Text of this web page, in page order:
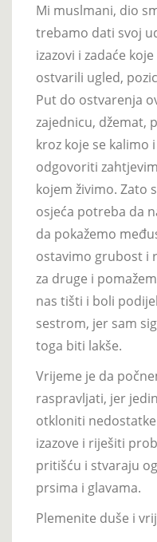
Mi muslmani, dio
trebamo dati svoj
izazovi i zadaće
ostvarili ugled,
Put do ostvarenja
zajednicu, džemat,
kroz koje se kalimo
odgovoriti
kojem živimo. Zato
osjeća potreba da
da pokažemo
ostavimo grubost i
za druge i
nas tišti i boli
sestrom, jer sam
toga biti lakše.
Vrijeme je da
raspravljati, jer
otkloniti
izazove i riješiti
pritišću i stvaraju
prsima i glavama.
Plemenite duše i